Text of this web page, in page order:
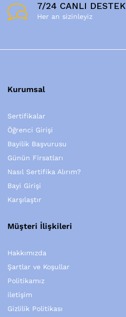
7/24 CANLI DESTEK
Her an sizinleyiz
Kurumsal
Sertifikalar
Öğrenci Girişi
Bayilik Başvurusu
Günün Firsatları
Nasıl Sertifika Alırım?
Bayi Girişi
Karşılaştır
Müşteri İlişkileri
Hakkımızda
Şartlar ve Koşullar
Politikamız
iletişim
Gizlilik Politikası